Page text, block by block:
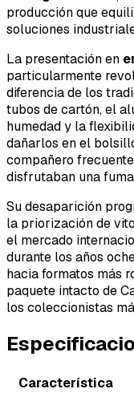
producción que
soluciones
La presentación en
particularmente
diferencia de los
tubos de cartón, el
humedad y la
dañarlos en el
compañero
disfrutaban una
Su desaparición
la priorización de
el mercado
durante los años
hacia formatos más
paquete intacto de
los coleccionistas
Característica